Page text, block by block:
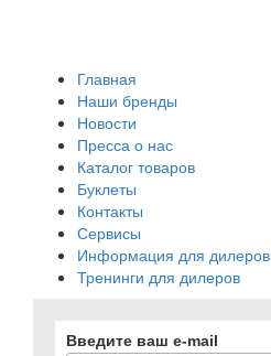
Главная
Наши бренды
Новости
Пресса о нас
Каталог товаров
Буклеты
Контакты
Сервисы
Информация для дилеров
Тренинги для дилеров
Введите ваш e-mail